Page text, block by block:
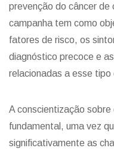
prevenção do câncer
campanha tem como
fatores de risco, os
diagnóstico precoce e
relacionadas a esse tipo
A conscientização
fundamental, uma vez
significativamente as